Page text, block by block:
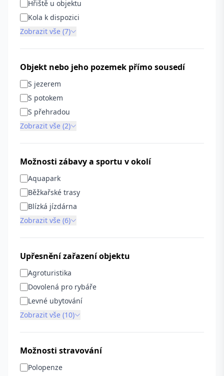
Hřiště u objektu
Kola k dispozici
Zobrazit vše (7)
Objekt nebo jeho pozemek přímo sousedí
S jezerem
S potokem
S přehradou
Zobrazit vše (2)
Možnosti zábavy a sportu v okolí
Aquapark
Běžkařské trasy
Blízká jízdárna
Zobrazit vše (6)
Upřesnění zařazení objektu
Agroturistika
Dovolená pro rybáře
Levné ubytování
Zobrazit vše (10)
Možnosti stravování
Polopenze